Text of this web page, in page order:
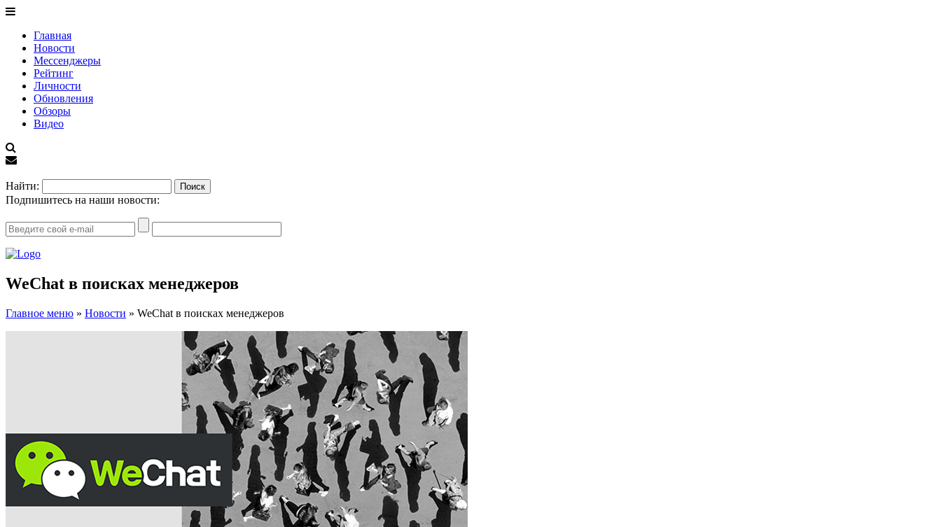
Главная
Новости
Мессенджеры
Рейтинг
Личности
Обновления
Обзоры
Видео
Найти:
Подпишитесь на наши новости:
WeChat в поисках менеджеров
Главное меню » Новости » WeChat в поисках менеджеров